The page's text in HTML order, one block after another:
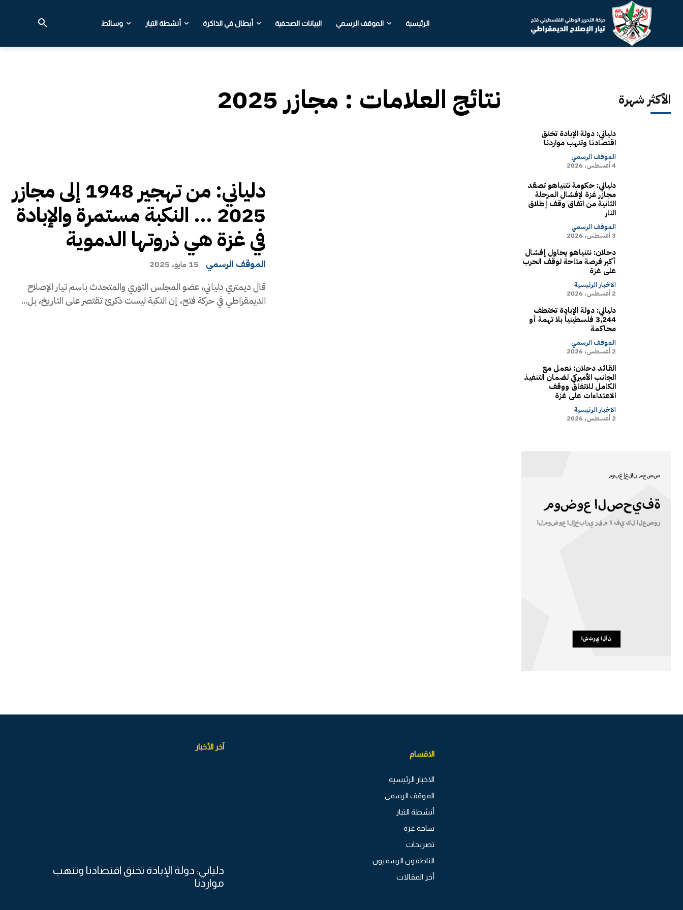
الرئيسية الموقف الرسمي البيانات الصحفية أبطال في الذاكرة أنشطة التيار وسائط
نتائج العلامات : مجازر 2025
دلياني: من تهجير 1948 إلى مجازر
2025 … النكبة مستمرة والإبادة
في غزة هي ذروتها الدموية
الموقف الرسمي 15 مايو، 2025
قال ديمتري دلياني، عضو المجلس الثوري والمتحدث باسم تيار الإصلاح
الديمقراطي في حركة فتح، إن النكبة ليست ذكرىً تقتصر على التاريخ، بل...
الأكثر شهرة
دلياني: دولة الإبادة تخنق
اقتصادنا وتنهب مواردنا
الموقف الرسمي
4 أغسطس، 2026
دلياني: حكومة نتنياهو تصعّد
مجازر غزة لإفشال المرحلة
الثانية من اتفاق وقف إطلاق
النار
الموقف الرسمي
3 أغسطس، 2026
دحلان: نتنياهو يحاول إفشال
أكبر فرصة متاحة لوقف الحرب
على غزة
الاخبار الرئيسية
2 أغسطس، 2026
دلياني: دولة الإبادة تختطف
3,244 فلسطينياً بلا تهمة أو
محاكمة
الموقف الرسمي
2 أغسطس، 2026
القائد دحلان: نعمل مع
الجانب الأميركي لضمان التنفيذ
الكامل للاتفاق ووقف
الاعتداءات على غزة
الاخبار الرئيسية
2 أغسطس، 2026
الاقسام
الاخبار الرئيسية
الموقف الرسمي
أنشطة التيار
ساحة غزة
تصريحات
الناطقون الرسميون
أخر المقالات
آخر الأخبار
دلياني: دولة الإبادة تخنق اقتصادنا وتنهب
مواردنا